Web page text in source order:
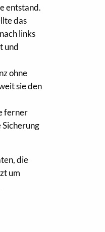
entstand.
das
links
und
ohne
sie den
ferner
Sicherung
die
um